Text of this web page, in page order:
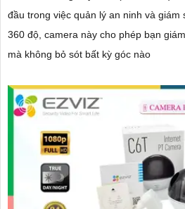
đầu trong việc quản lý an ninh và giám sát. Với khả năng
360 độ, camera này cho phép bạn
mà không bỏ sót bất kỳ góc nào